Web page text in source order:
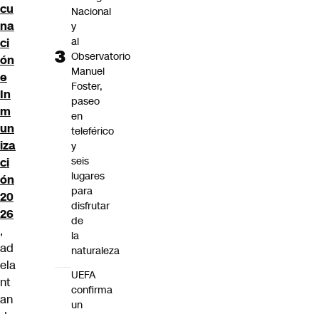
cu
na
ci
ón
e
In
m
un
iza
ci
ón
20
26
,
ad
ela
nt
an
Nacional
y
al
Observatorio
Manuel
Foster,
paseo
en
teleférico
y
seis
lugares
para
disfrutar
de
la
naturaleza
UEFA
confirma
un